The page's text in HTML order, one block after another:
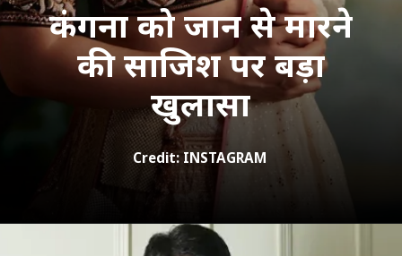
कंगना को जान से मारने
की साजिश पर बड़ा
खुलासा
Credit: INSTAGRAM